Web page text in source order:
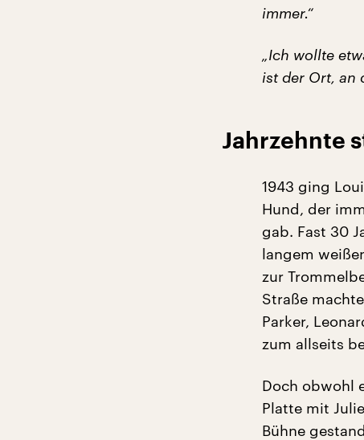
immer.“
„Ich wollte
ist der Ort, an
Jahrzehnte
1943 ging
Hund, der
gab. Fast 30
langem
zur
Straße
Parker,
zum allseits
Doch obwohl
Platte mit
Bühne